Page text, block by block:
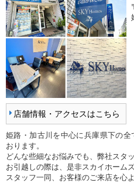
店舗情報・アクセスはこちら
姫路・加古川を中心に兵庫県下の
おります。
どんな些細なお悩みでも、弊社スタ
お引越しの際は、是非スカイホーム
スタッフ一同、お客様のご来店を心